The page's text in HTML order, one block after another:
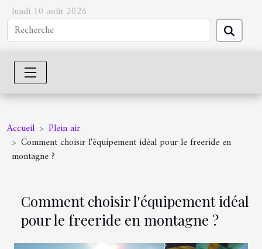
lundi 10 août 2026
Accueil
Plein air
Comment choisir l'équipement idéal pour le freeride en
montagne ?
Comment choisir l'équipement idéal
pour le freeride en montagne ?